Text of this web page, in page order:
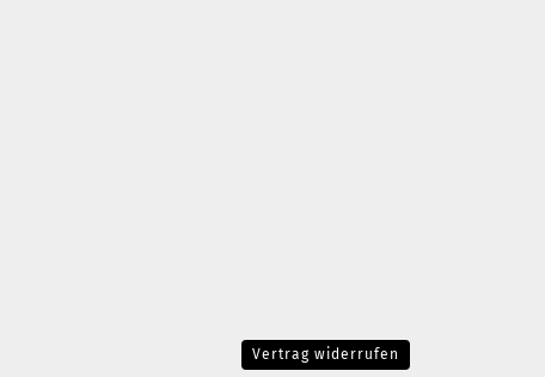
Vertrag widerrufen